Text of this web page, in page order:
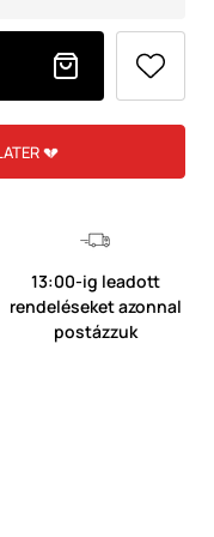
💔
13:00-ig leadott
rendeléseket azonnal
postázzuk